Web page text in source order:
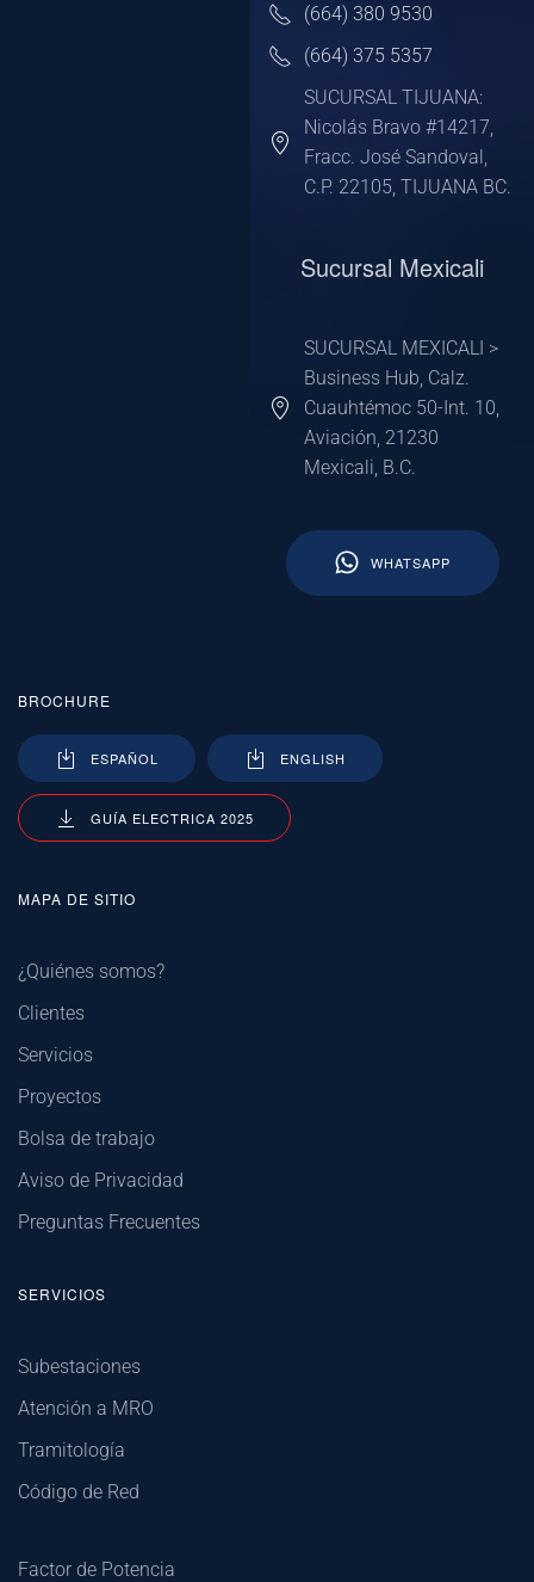
(664) 380 9530
(664) 375 5357
SUCURSAL TIJUANA:
Nicolás Bravo #14217,
Fracc. José Sandoval,
C.P. 22105, TIJUANA BC.
Sucursal Mexicali
SUCURSAL MEXICALI >
Business Hub, Calz.
Cuauhtémoc 50-Int. 10,
Aviación, 21230
Mexicali, B.C.
WHATSAPP
BROCHURE
ESPAÑOL ENGLISH
GUÍA ELECTRICA 2025
MAPA DE SITIO
¿Quiénes somos?
Clientes
Servicios
Proyectos
Bolsa de trabajo
Aviso de Privacidad
Preguntas Frecuentes
SERVICIOS
Subestaciones
Atención a MRO
Tramitología
Código de Red
Factor de Potencia